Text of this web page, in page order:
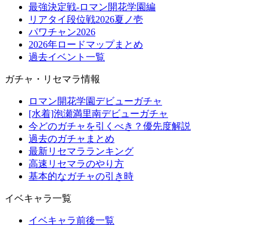
最強決定戦-ロマン開花学園編
リアタイ段位戦2026夏ノ壱
パワチャン2026
2026年ロードマップまとめ
過去イベント一覧
ガチャ・リセマラ情報
ロマン開花学園デビューガチャ
[水着]泡瀬満里南デビューガチャ
今どのガチャを引くべき？優先度解説
過去のガチャまとめ
最新リセマラランキング
高速リセマラのやり方
基本的なガチャの引き時
イベキャラ一覧
イベキャラ前後一覧